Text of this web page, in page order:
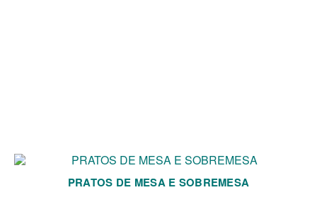
PRATOS DE MESA E SOBREMESA